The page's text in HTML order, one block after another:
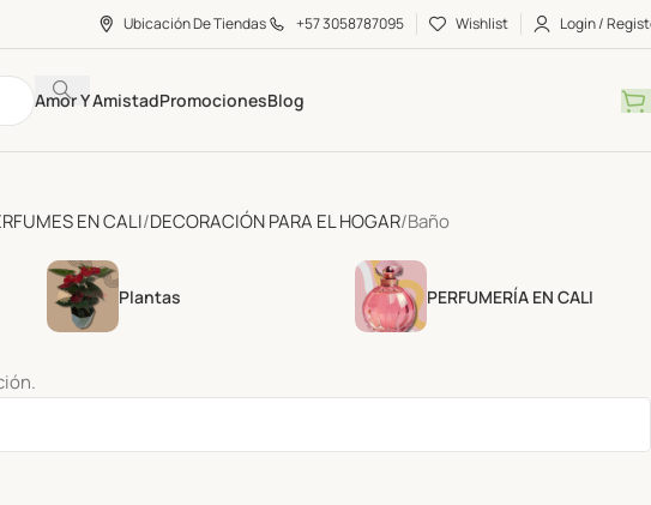
Ubicación De Tiendas +57 3058787095 Wishlist Login /
Amor Y AmistadPromocionesBlog
EN CALI DECORACIÓN PARA EL HOGAR Baño
Plantas PERFUMERÍA EN CALI